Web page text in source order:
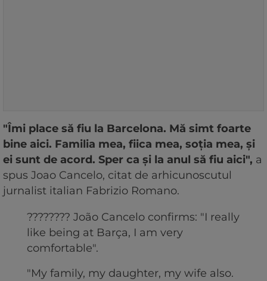
"Îmi place să fiu la Barcelona. Mă simt foarte
bine aici. Familia mea, fiica mea, soția mea, și
ei sunt de acord. Sper ca și la anul să fiu aici", a
spus Joao Cancelo, citat de arhicunoscutul
jurnalist italian Fabrizio Romano.
???????? João Cancelo confirms: "I really
like being at Barça, I am very
comfortable".
"My family, my daughter, my wife also.